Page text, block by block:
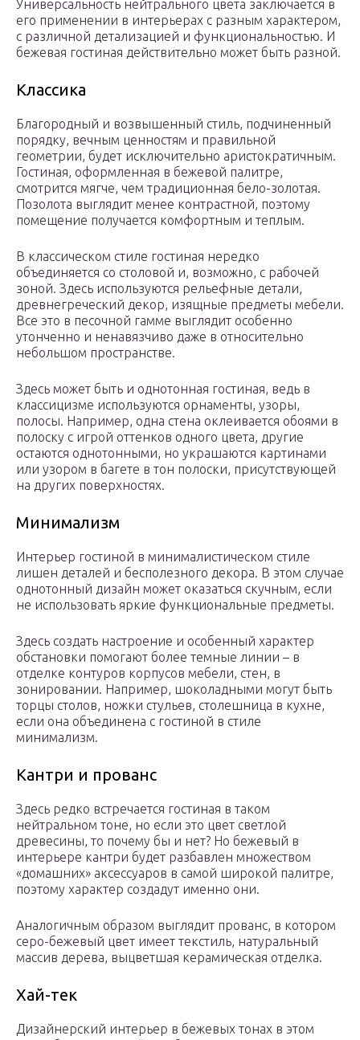
Универсальность нейтрального цвета заключается в
его применении в интерьерах с разным характером,
с различной детализацией и функциональностью. И
бежевая гостиная действительно может быть разной.
Классика
Благородный и возвышенный стиль, подчиненный
порядку, вечным ценностям и правильной
геометрии, будет исключительно аристократичным.
Гостиная, оформленная в бежевой палитре,
смотрится мягче, чем традиционная бело-золотая.
Позолота выглядит менее контрастной, поэтому
помещение получается комфортным и теплым.
В классическом стиле гостиная нередко
объединяется со столовой и, возможно, с рабочей
зоной. Здесь используются рельефные детали,
древнегреческий декор, изящные предметы мебели.
Все это в песочной гамме выглядит особенно
утонченно и ненавязчиво даже в относительно
небольшом пространстве.
Здесь может быть и однотонная гостиная, ведь в
классицизме используются орнаменты, узоры,
полосы. Например, одна стена оклеивается обоями в
полоску с игрой оттенков одного цвета, другие
остаются однотонными, но украшаются картинами
или узором в багете в тон полоски, присутствующей
на других поверхностях.
Минимализм
Интерьер гостиной в минималистическом стиле
лишен деталей и бесполезного декора. В этом случае
однотонный дизайн может оказаться скучным, если
не использовать яркие функциональные предметы.
Здесь создать настроение и особенный характер
обстановки помогают более темные линии – в
отделке контуров корпусов мебели, стен, в
зонировании. Например, шоколадными могут быть
торцы столов, ножки стульев, столешница в кухне,
если она объединена с гостиной в стиле
минимализм.
Кантри и прованс
Здесь редко встречается гостиная в таком
нейтральном тоне, но если это цвет светлой
древесины, то почему бы и нет? Но бежевый в
интерьере кантри будет разбавлен множеством
«домашних» аксессуаров в самой широкой палитре,
поэтому характер создадут именно они.
Аналогичным образом выглядит прованс, в котором
серо-бежевый цвет имеет текстиль, натуральный
массив дерева, выцветшая керамическая отделка.
Хай-тек
Дизайнерский интерьер в бежевых тонах в этом